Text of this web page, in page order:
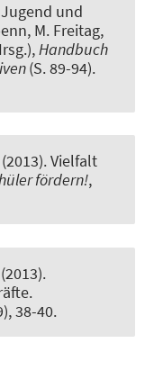
Jugend und
M. Freitag,
Handbuch
(S. 89-94).
Vielfalt
fördern!,
.
38-40.